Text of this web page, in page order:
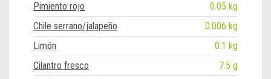
Pimiento rojo
0.05 kg
Chile serrano/jalapeño
0.006 kg
Limón
0.1 kg
Cilantro fresco
7.5 g